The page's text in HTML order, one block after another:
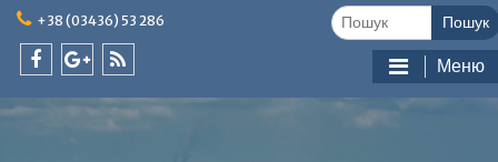
Skip
content
+38 (03436) 53 286
plus
Меню
Шукати: